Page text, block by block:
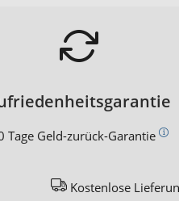
Tage Geld-zurück-Garantie
Kostenlose